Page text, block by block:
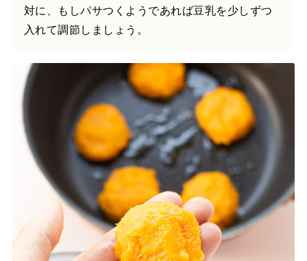
対に、もしパサつくようであれば豆乳を少しずつ
入れて調節しましょう。